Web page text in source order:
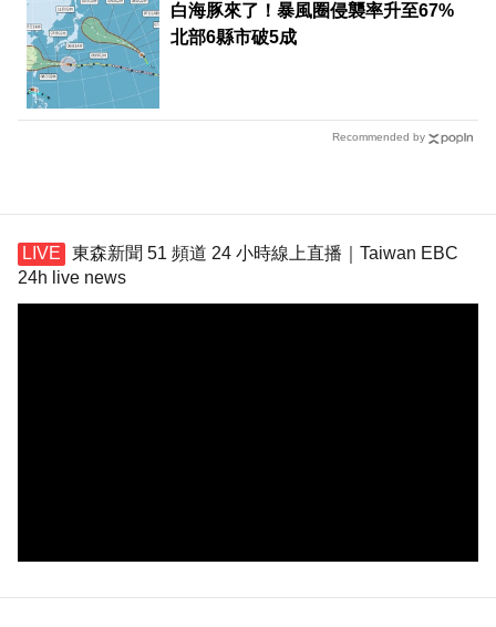
白海豚來了！暴風圈侵襲率升至67%
北部6縣市破5成
Recommended by
東森新聞 51 頻道 24 小時線上直播｜Taiwan EBC
24h live news